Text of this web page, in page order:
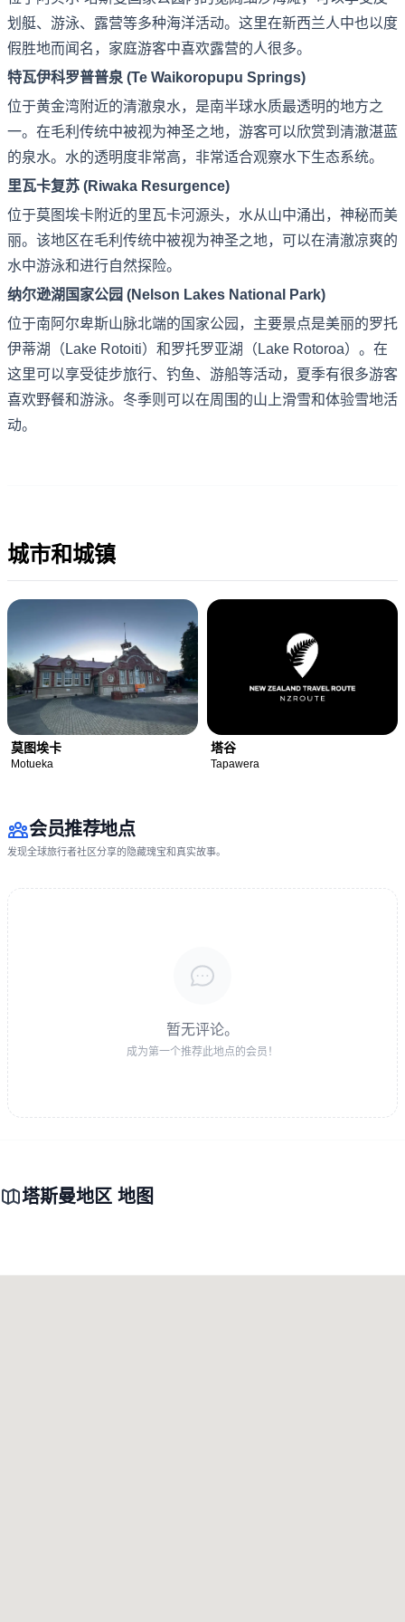
划艇、游泳、露营等多种海洋活动。这里在新西兰人中也以度
假胜地而闻名，家庭游客中喜欢露营的人很多。
特瓦伊科罗普普泉 (Te Waikoropupu Springs)
位于黄金湾附近的清澈泉水，是南半球水质最透明的地方之
一。在毛利传统中被视为神圣之地，游客可以欣赏到清澈湛蓝
的泉水。水的透明度非常高，非常适合观察水下生态系统。
里瓦卡复苏 (Riwaka Resurgence)
位于莫图埃卡附近的里瓦卡河源头，水从山中涌出，神秘而美
丽。该地区在毛利传统中被视为神圣之地，可以在清澈凉爽的
水中游泳和进行自然探险。
纳尔逊湖国家公园 (Nelson Lakes National Park)
位于南阿尔卑斯山脉北端的国家公园，主要景点是美丽的罗托
伊蒂湖（Lake Rotoiti）和罗托罗亚湖（Lake Rotoroa）。在
这里可以享受徒步旅行、钓鱼、游船等活动，夏季有很多游客
喜欢野餐和游泳。冬季则可以在周围的山上滑雪和体验雪地活
动。
城市和城镇
莫图埃卡
Motueka
塔谷
Tapawera
会员推荐地点
发现全球旅行者社区分享的隐藏瑰宝和真实故事。
暂无评论。
成为第一个推荐此地点的会员！
塔斯曼地区 地图